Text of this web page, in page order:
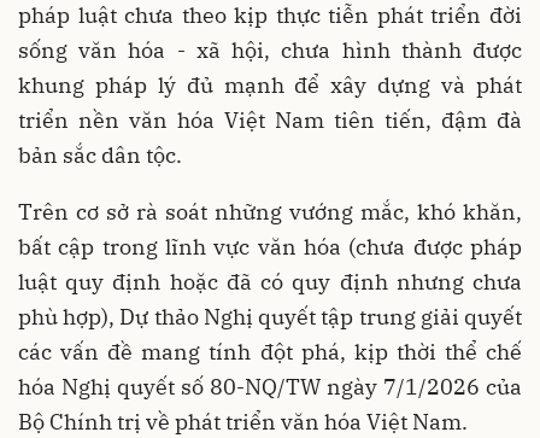
pháp luật chưa theo kịp thực tiễn phát triển đời
sống văn hóa - xã hội, chưa hình thành được
khung pháp lý đủ mạnh để xây dựng và phát
triển nền văn hóa Việt Nam tiên tiến, đậm đà
bản sắc dân tộc.
Trên cơ sở rà soát những vướng mắc, khó khăn,
bất cập trong lĩnh vực văn hóa (chưa được pháp
luật quy định hoặc đã có quy định nhưng chưa
phù hợp), Dự thảo Nghị quyết tập trung giải quyết
các vấn đề mang tính đột phá, kịp thời thể chế
hóa Nghị quyết số 80-NQ/TW ngày 7/1/2026 của
Bộ Chính trị về phát triển văn hóa Việt Nam.